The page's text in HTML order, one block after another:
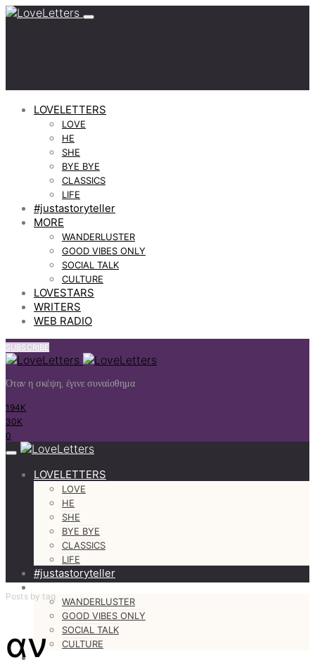
LOVELETTERS
LOVE
HE
SHE
BYE BYE
CLASSICS
LIFE
#justastoryteller
MORE
WANDERLUSTER
GOOD VIBES ONLY
SOCIAL TALK
CULTURE
LOVESTARS
WRITERS
WEB RADIO
SUBSCRIBE
Όταν η σκέψη, έγινε συναίσθημα
194K
30K
0
LOVELETTERS
LOVE
HE
SHE
BYE BYE
CLASSICS
LIFE
#justastoryteller
MORE
WANDERLUSTER
GOOD VIBES ONLY
SOCIAL TALK
CULTURE
LOVESTARS
Posts by tag
αν